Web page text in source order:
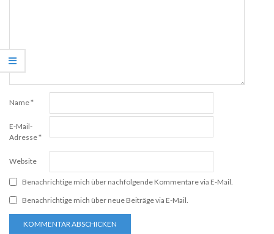
Name*
E-Mail-
Adresse*
Website
Benachrichtige mich über nachfolgende Kommentare via E-Mail.
Benachrichtige mich über neue Beiträge via E-Mail.